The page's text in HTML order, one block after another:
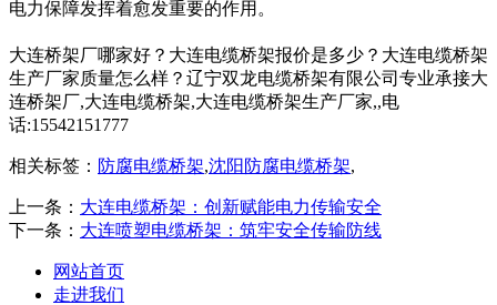
电力保障发挥着愈发重要的作用。​
大连桥架厂哪家好？大连电缆桥架报价是多少？大连电缆桥架
生产厂家质量怎么样？辽宁双龙电缆桥架有限公司专业承接大
连桥架厂,大连电缆桥架,大连电缆桥架生产厂家,,电
话:15542151777
相关标签： 防腐电缆桥架,沈阳防腐电缆桥架,
上一条： 大连电缆桥架：创新赋能电力传输安全​
下一条： 大连喷塑电缆桥架：筑牢安全传输防线
网站首页
走进我们